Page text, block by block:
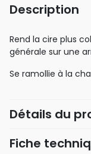
Description
Rend la cire plus
générale sur une
Se ramollie à la
Détails du
Fiche